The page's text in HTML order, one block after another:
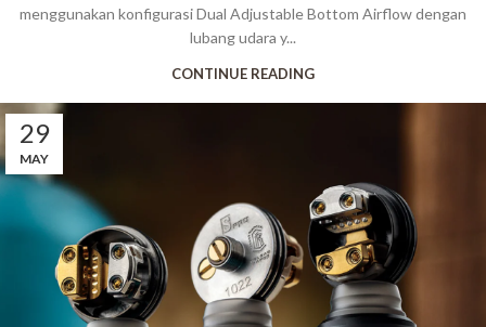
menggunakan konfigurasi Dual Adjustable Bottom Airflow dengan
lubang udara y...
CONTINUE READING
29
MAY